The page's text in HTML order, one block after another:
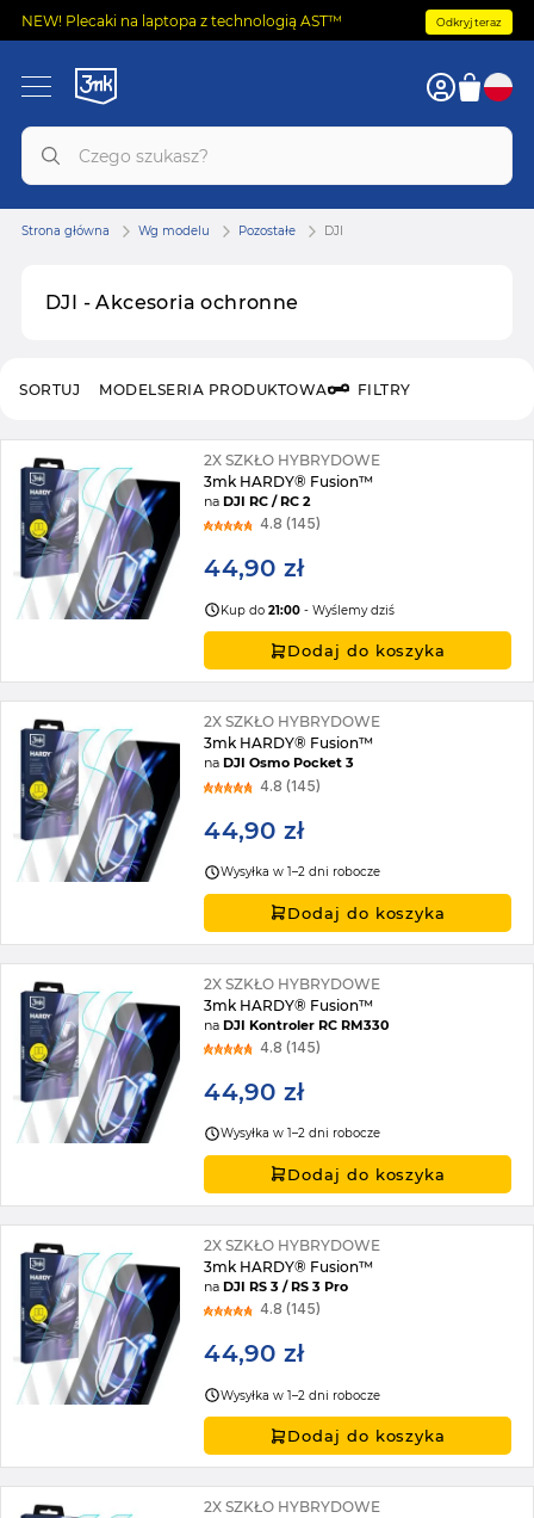
NEW! Plecaki na laptopa z technologią AST™ Odkryj teraz
DJI - Akcesoria ochronne
Strona główna Wg modelu Pozostałe DJI
MODELSERIA PRODUKTOWA FILTRY
SORTUJ
2X SZKŁO HYBRYDOWE
3mk HARDY® Fusion™
naDJI RC / RC 2
4.8 (145)
44,90 zł
Kup do21:00 - Wyślemy dziś
Dodaj do koszyka
2X SZKŁO HYBRYDOWE
3mk HARDY® Fusion™
naDJI Osmo Pocket 3
4.8 (145)
44,90 zł
Wysyłka w 1–2 dni robocze
Dodaj do koszyka
2X SZKŁO HYBRYDOWE
3mk HARDY® Fusion™
naDJI Kontroler RC RM330
4.8 (145)
44,90 zł
Wysyłka w 1–2 dni robocze
Dodaj do koszyka
2X SZKŁO HYBRYDOWE
3mk HARDY® Fusion™
naDJI RS 3 / RS 3 Pro
4.8 (145)
44,90 zł
Wysyłka w 1–2 dni robocze
Dodaj do koszyka
2X SZKŁO HYBRYDOWE